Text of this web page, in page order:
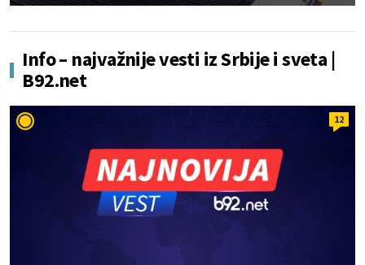
Info – najvažnije vesti iz Srbije i sveta |
B92.net
12